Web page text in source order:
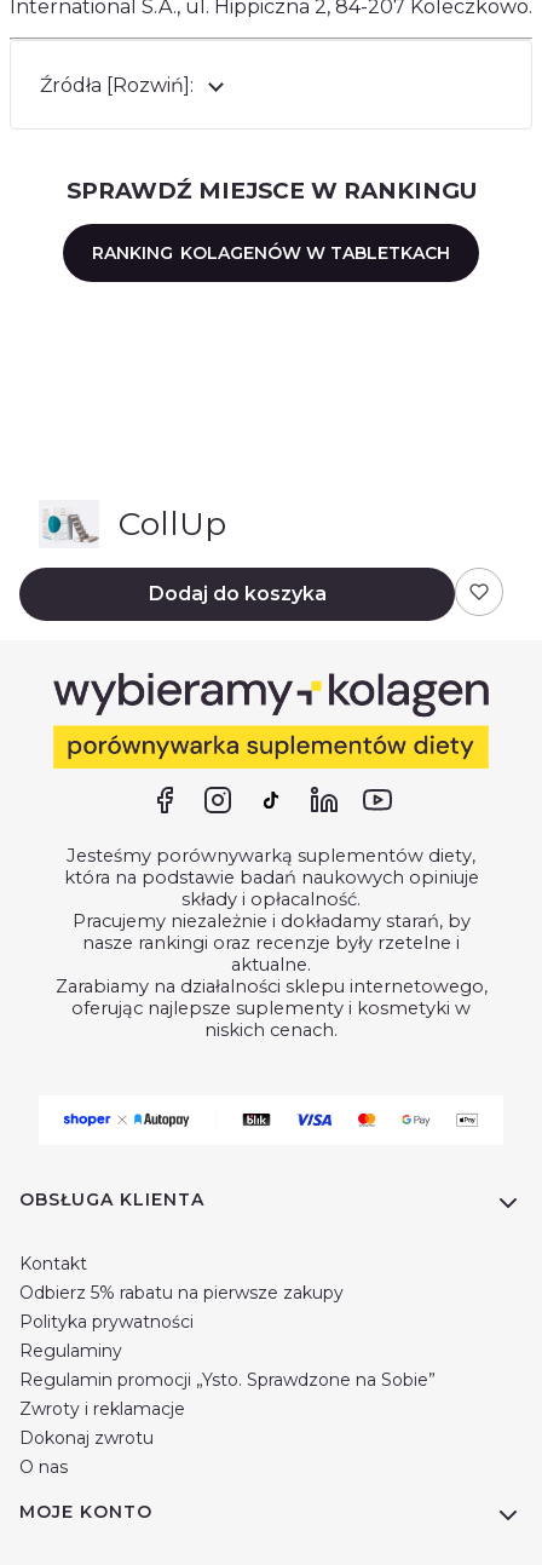
International S.A., ul. Hippiczna 2, 84-207 Koleczkowo.
Źródła [Rozwiń]:
SPRAWDŹ MIEJSCE W RANKINGU
RANKING KOLAGENÓW W TABLETKACH
CollUp
Dodaj do koszyka
Jesteśmy porównywarką suplementów diety,
która na podstawie badań naukowych opiniuje
składy i opłacalność.
Pracujemy niezależnie i dokładamy starań, by
nasze rankingi oraz recenzje były rzetelne i
aktualne.
Zarabiamy na działalności sklepu internetowego,
oferując najlepsze suplementy i kosmetyki w
niskich cenach.
Linki w stopce
OBSŁUGA KLIENTA
Kontakt
Odbierz 5% rabatu na pierwsze zakupy
Polityka prywatności
Regulaminy
Regulamin promocji „Ysto. Sprawdzone na Sobie”
Zwroty i reklamacje
Dokonaj zwrotu
O nas
MOJE KONTO